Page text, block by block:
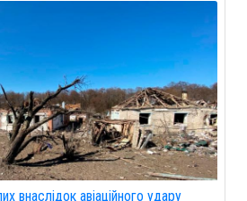
внаслідок авіаційного удару